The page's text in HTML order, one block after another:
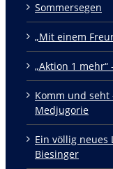
Sommersegen
„Mit einem
„Aktion 1 mehr“
Komm und
Medjugorie
Ein völlig neues
Biesinger